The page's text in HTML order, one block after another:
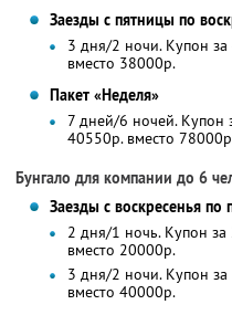
Заезды с пятницы по
3 дня/2 ночи. Купон
вместо 38000р.
Пакет «Неделя»
7 дней/6 ночей. Купон
40550р. вместо
Бунгало для компании до 6
Заезды с воскресенья по
2 дня/1 ночь. Купон
вместо 20000р.
3 дня/2 ночи. Купон
вместо 40000р.